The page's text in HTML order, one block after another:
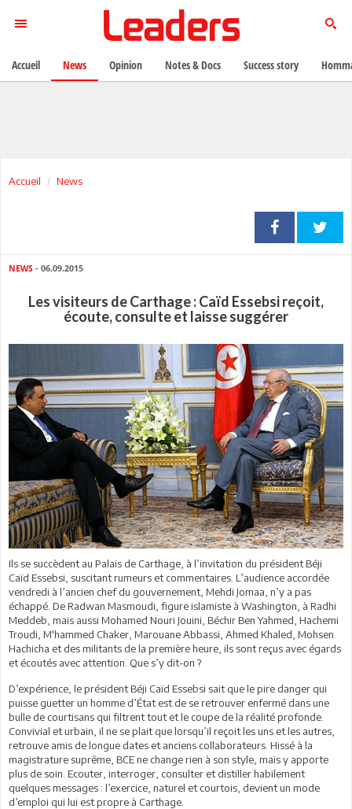
Accueil News
NEWS - 06.09.2015
Les visiteurs de Carthage : Caïd Essebsi reçoit,
écoute, consulte et laisse suggérer
Ils se succèdent au Palais de Carthage, à l’invitation du président Béji
Caïd Essebsi, suscitant rumeurs et commentaires. L’audience accordée
vendredi à l’ancien chef du gouvernement, Mehdi Jomaa, n’y a pas
échappé. De Radwan Masmoudi, figure islamiste à Washington, à Radhi
Meddeb, mais aussi Mohamed Nouri Jouini, Béchir Ben Yahmed, Hachemi
Troudi, M'hammed Chaker, Marouane Abbassi, Ahmed Khaled, Mohsen
Hachicha et des militants de la première heure, ils sont reçus avec égards
et écoutés avec attention. Que s’y dit-on ?
D’expérience, le président Béji Caïd Essebsi sait que le pire danger qui
puisse guetter un homme d’État est de se retrouver enfermé dans une
bulle de courtisans qui filtrent tout et le coupe de la réalité profonde.
Convivial et urbain, il ne se plait que lorsqu’il reçoit les uns et les autres,
retrouve amis de longue dates et anciens collaborateurs. Hissé à la
magistrature suprême, BCE ne change rien à son style, mais y apporte
plus de soin. Ecouter, interroger, consulter et distiller habilement
quelques messages : l’exercice, naturel et courtois, devient un mode
d’emploi qui lui est propre à Carthage.
Accueil News Opinion Notes & Docs Success story